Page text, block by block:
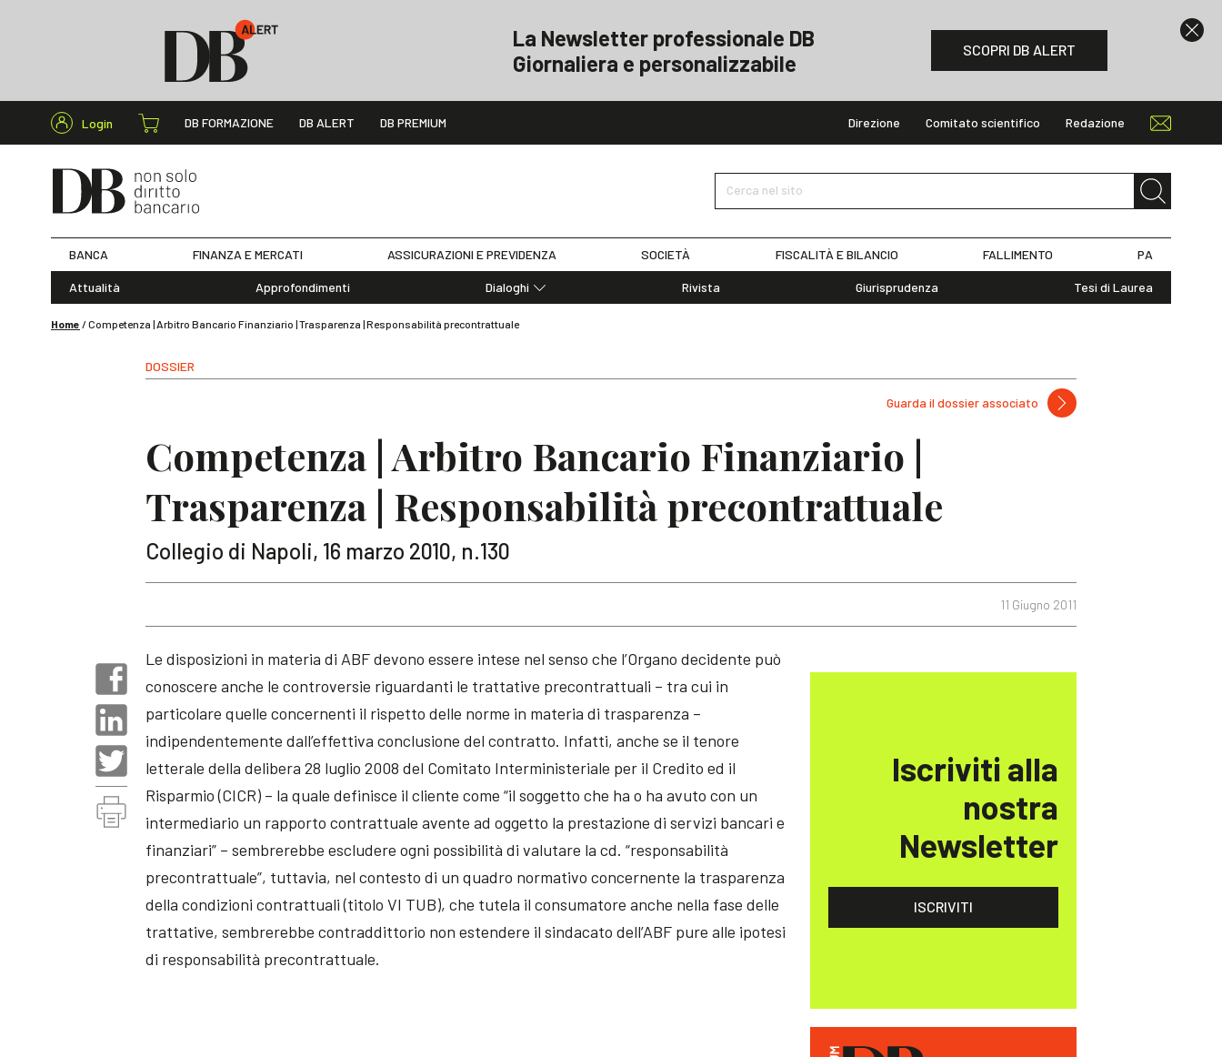
La Newsletter professionale DB
Giornaliera e personalizzabile
SCOPRI DB ALERT
Login DB FORMAZIONE DB ALERT DB PREMIUM Direzione Comitato scientifico Redazione
Cerca nel sito
BANCA FINANZA E MERCATI ASSICURAZIONI E PREVIDENZA SOCIETÀ FISCALITÀ E BILANCIO FALLIMENTO PA
Attualità Approfondimenti
Dialoghi
Rivista Giurisprudenza Tesi di Laurea
Home /Competenza | Arbitro Bancario Finanziario | Trasparenza | Responsabilità precontrattuale
DOSSIER
Guarda il dossier associato
Competenza | Arbitro Bancario Finanziario |
Trasparenza | Responsabilità precontrattuale
Collegio di Napoli, 16 marzo 2010, n.130
11 Giugno 2011
Le disposizioni in materia di ABF devono essere intese nel senso che l’Organo decidente può
conoscere anche le controversie riguardanti le trattative precontrattuali – tra cui in
particolare quelle concernenti il rispetto delle norme in materia di trasparenza –
indipendentemente dall’effettiva conclusione del contratto. Infatti, anche se il tenore
letterale della delibera 28 luglio 2008 del Comitato Interministeriale per il Credito ed il
Risparmio (CICR) – la quale definisce il cliente come “il soggetto che ha o ha avuto con un
intermediario un rapporto contrattuale avente ad oggetto la prestazione di servizi bancari e
finanziari” – sembrerebbe escludere ogni possibilità di valutare la cd. “responsabilità
precontrattuale”, tuttavia, nel contesto di un quadro normativo concernente la trasparenza
della condizioni contrattuali (titolo VI TUB), che tutela il consumatore anche nella fase delle
trattative, sembrerebbe contraddittorio non estendere il sindacato dell’ABF pure alle ipotesi
di responsabilità precontrattuale.
Iscriviti alla
nostra
Newsletter
ISCRIVITI